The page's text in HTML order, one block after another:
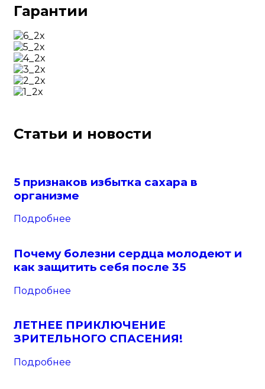
Гарантии
Статьи и новости
5 признаков избытка сахара в
организме
Подробнее
Почему болезни сердца молодеют и
как защитить себя после 35
Подробнее
ЛЕТНЕЕ ПРИКЛЮЧЕНИЕ
ЗРИТЕЛЬНОГО СПАСЕНИЯ!
Подробнее